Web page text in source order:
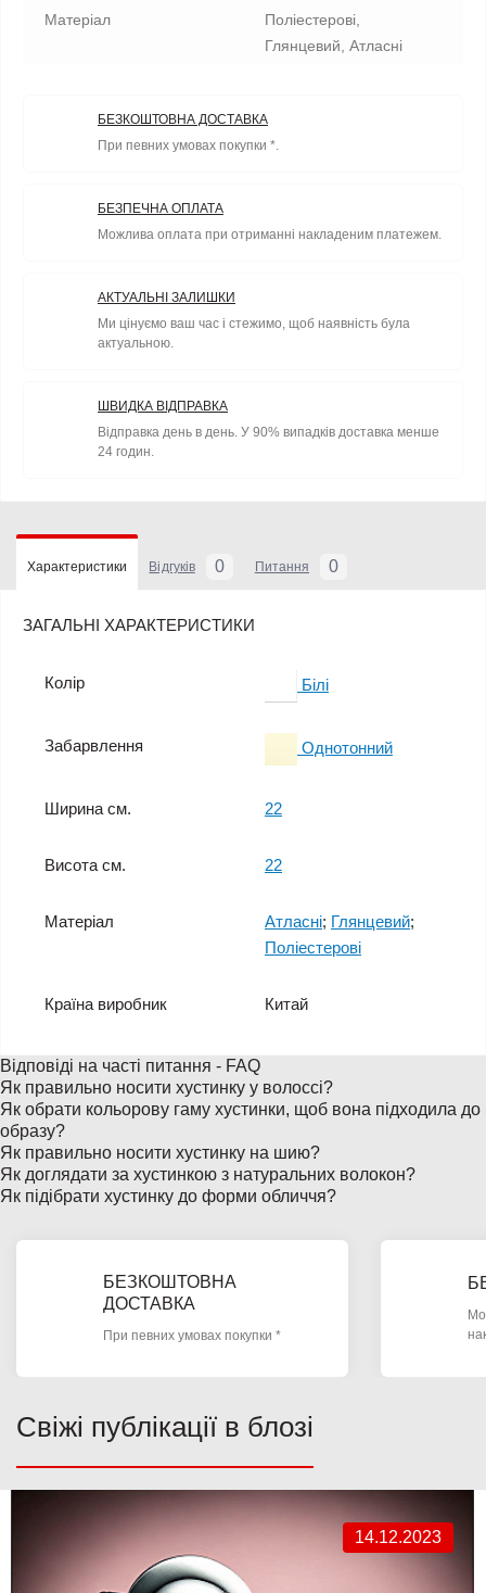
Матеріал
Поліестерові,
Глянцевий, Атласні
БЕЗКОШТОВНА ДОСТАВКА
При певних умовах покупки *.
БЕЗПЕЧНА ОПЛАТА
Можлива оплата при отриманні накладеним платежем.
АКТУАЛЬНІ ЗАЛИШКИ
Ми цінуємо ваш час і стежимо, щоб наявність була
актуальною.
ШВИДКА ВІДПРАВКА
Відправка день в день. У 90% випадків доставка менше
24 годин.
Характеристики Відгуків 0 Питання 0
ЗАГАЛЬНІ ХАРАКТЕРИСТИКИ
Колір Білі
Забарвлення Однотонний
Ширина см. 22
Висота см. 22
Матеріал Атласні; Глянцевий;
Поліестерові
Країна виробник Китай
Відповіді на часті питання - FAQ
Як правильно носити хустинку у волоссі?
Як обрати кольорову гаму хустинки, щоб вона підходила до
образу?
Як правильно носити хустинку на шию?
Як доглядати за хустинкою з натуральних волокон?
Як підібрати хустинку до форми обличчя?
БЕЗКОШТОВНА
ДОСТАВКА
При певних умовах покупки *
Свіжі публікації в блозі
14.12.2023